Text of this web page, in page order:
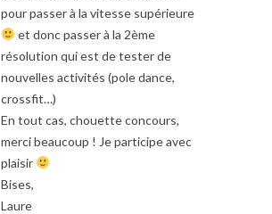
pour passer à la vitesse supérieure
et donc passer à la 2ème
résolution qui est de tester de
nouvelles activités (pole dance,
crossfit…)
En tout cas, chouette concours,
merci beaucoup ! Je participe avec
plaisir
Bises,
Laure